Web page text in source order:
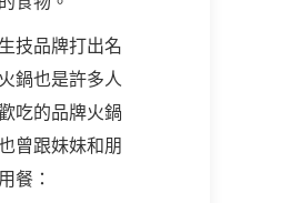
技品牌打出名
鍋也是許多人
吃的品牌火鍋
曾跟妹妹和朋
餐：